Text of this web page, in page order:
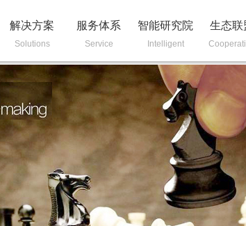
解决方案
Solutions
服务体系
Service
智能研究院
Intelligent
生态联